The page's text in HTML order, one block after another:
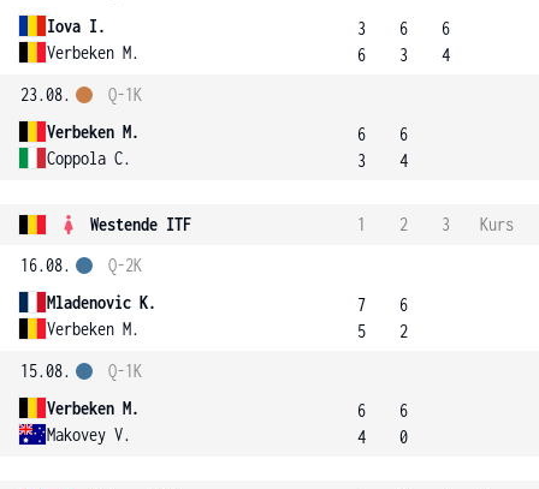
Iova I.
Verbeken M.
3
6
6
3
6
4
23.08.
Verbeken M.
Coppola C.
Q-1K
6
3
6
4
Westende ITF 1 2 3
Kurs
16.08.
Mladenovic K.
Verbeken M.
Q-2K
7
5
6
2
15.08.
Verbeken M.
Makovey V.
Q-1K
6
4
6
0